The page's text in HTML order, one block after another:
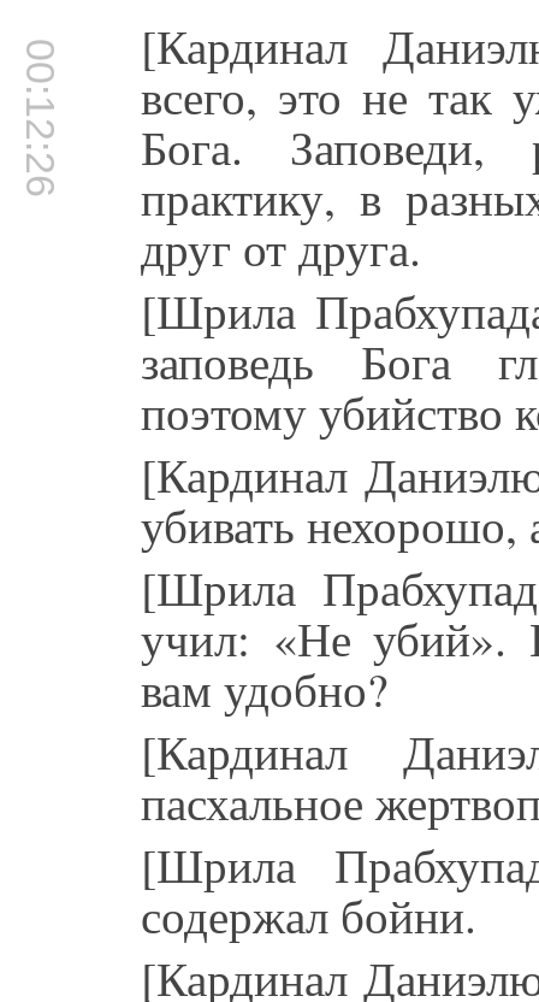
00:12:26 [Кардинал
всего, это не
Бога. Заповеди,
практику, в
друг от друга.
[Шрила
заповедь Бога
поэтому убийство
[Кардинал
убивать нехорошо,
[Шрила
учил: «Не убий».
вам удобно?
[Кардинал
пасхальное
[Шрила
содержал бойни.
[Кардинал